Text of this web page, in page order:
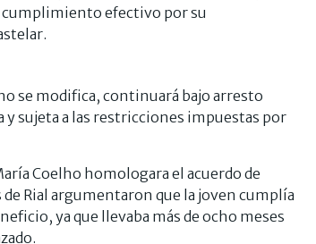
cumplimiento efectivo por su
se modifica, continuará bajo arresto
sujeta a las restricciones impuestas por
Coelho homologara el acuerdo de
Rial argumentaron que la joven cumplía
ya que llevaba más de ocho meses